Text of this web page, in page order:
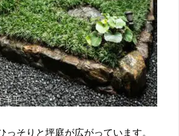
っそりと坪庭が広がっています。